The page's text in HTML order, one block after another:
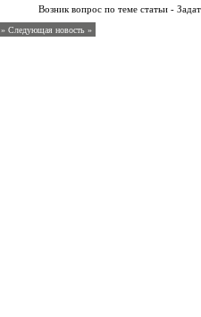
Возник вопрос по теме статьи -
» Следующая новость »